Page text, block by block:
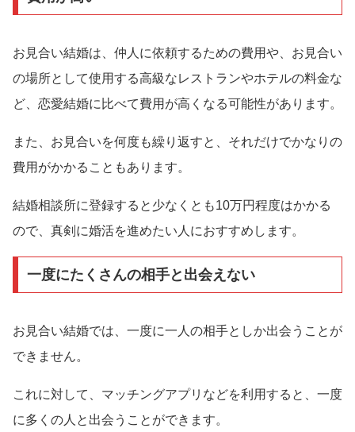
お見合い結婚は、仲人に依頼するための費用や、お見合い
の場所として使用する高級なレストランやホテルの料金な
ど、恋愛結婚に比べて費用が高くなる可能性があります。
また、お見合いを何度も繰り返すと、それだけでかなりの
費用がかかることもあります。
結婚相談所に登録すると少なくとも10万円程度はかかる
ので、真剣に婚活を進めたい人におすすめします。
一度にたくさんの相手と出会えない
お見合い結婚では、一度に一人の相手としか出会うことが
できません。
これに対して、マッチングアプリなどを利用すると、一度
に多くの人と出会うことができます。